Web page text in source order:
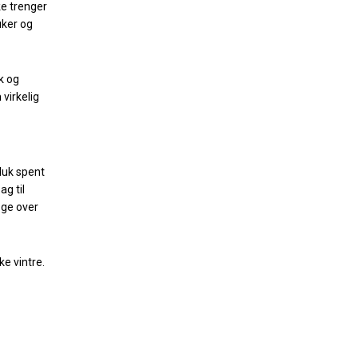
trenger
og
og
virkelig
spent
til
over
vintre.